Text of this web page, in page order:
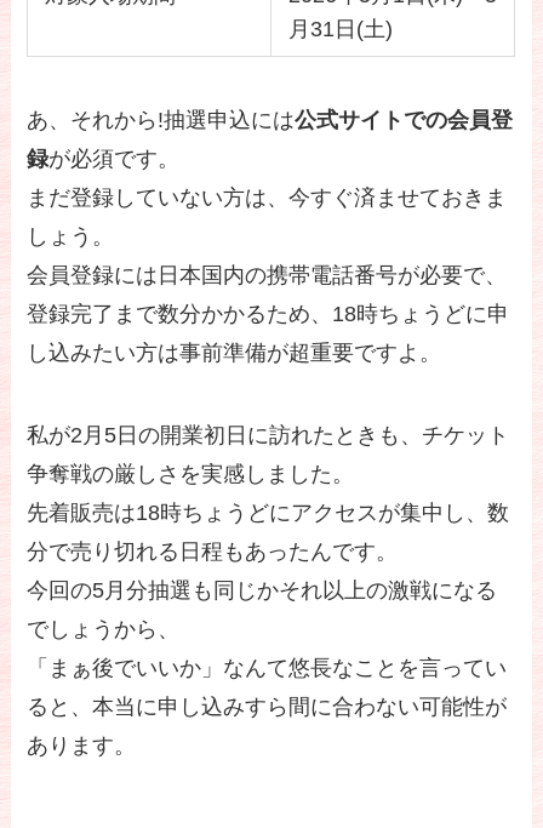
月31日(土)
あ、それから!抽選申込には公式サイトでの会員登
録が必須です。
まだ登録していない方は、今すぐ済ませておきま
しょう。
会員登録には日本国内の携帯電話番号が必要で、
登録完了まで数分かかるため、18時ちょうどに申
し込みたい方は事前準備が超重要ですよ。
私が2月5日の開業初日に訪れたときも、チケット
争奪戦の厳しさを実感しました。
先着販売は18時ちょうどにアクセスが集中し、数
分で売り切れる日程もあったんです。
今回の5月分抽選も同じかそれ以上の激戦になる
でしょうから、
「まぁ後でいいか」なんて悠長なことを言ってい
ると、本当に申し込みすら間に合わない可能性が
あります。